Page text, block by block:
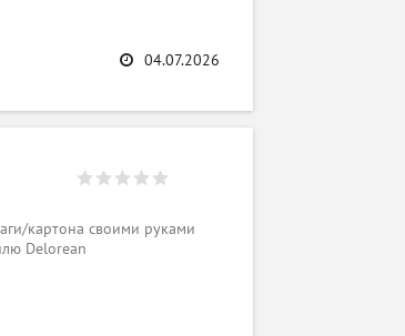
04.07.2026
картона своими руками
Delorean